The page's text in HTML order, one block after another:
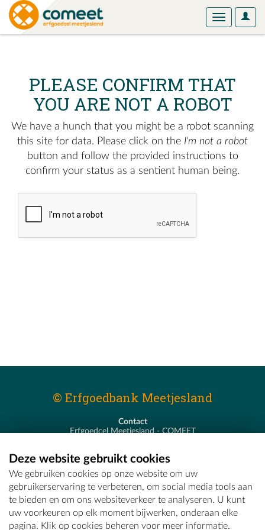
User
Toggle
PLEASE CONFIRM THAT
YOU ARE NOT A ROBOT
We have a hunch that you might be a robot scanning
this site for data. Please click on the I'm not a robot
button and follow the provided instructions to
confirm your status as a sentient human being.
© Erfgoedbank Meetjesland
Contact
Erfgoedcel Meetjesland - COMEET
T - 09 373 75 96
E -erfgoedcel@comeet.be
Deze website gebruikt cookies
We gebruiken cookies op onze website om uw
gebruikerservaring te verbeteren, om social media tools aan
te bieden en om ons websiteverkeer te analyseren. U kunt
uw voorkeuren op elk moment bijwerken, onderaan elke
pagina. Klik op cookies beheren voor meer informatie.